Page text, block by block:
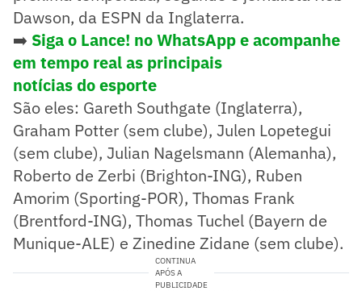
Dawson, da ESPN da Inglaterra.
➡️ Siga o Lance! no WhatsApp e acompanhe
em tempo real as principais
notícias do esporte
São eles: Gareth Southgate (Inglaterra),
Graham Potter (sem clube), Julen Lopetegui
(sem clube), Julian Nagelsmann (Alemanha),
Roberto de Zerbi (Brighton-ING), Ruben
Amorim (Sporting-POR), Thomas Frank
(Brentford-ING), Thomas Tuchel (Bayern de
Munique-ALE) e Zinedine Zidane (sem clube).
CONTINUA
APÓS A
PUBLICIDADE